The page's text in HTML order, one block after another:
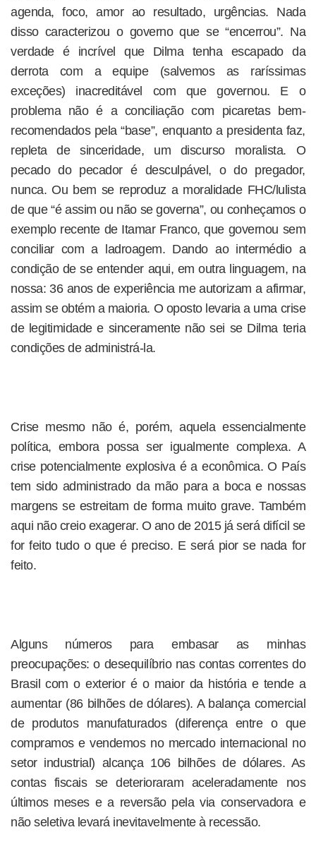
agenda, foco, amor ao resultado, urgências. Nada
disso caracterizou o governo que se “encerrou”. Na
verdade é incrível que Dilma tenha escapado da
derrota com a equipe (salvemos as raríssimas
exceções) inacreditável com que governou. E o
problema não é a conciliação com picaretas bem-
recomendados pela “base”, enquanto a presidenta faz,
repleta de sinceridade, um discurso moralista. O
pecado do pecador é desculpável, o do pregador,
nunca. Ou bem se reproduz a moralidade FHC/lulista
de que “é assim ou não se governa”, ou conheçamos o
exemplo recente de Itamar Franco, que governou sem
conciliar com a ladroagem. Dando ao intermédio a
condição de se entender aqui, em outra linguagem, na
nossa: 36 anos de experiência me autorizam a afirmar,
assim se obtém a maioria. O oposto levaria a uma crise
de legitimidade e sinceramente não sei se Dilma teria
condições de administrá-la.
Crise mesmo não é, porém, aquela essencialmente
política, embora possa ser igualmente complexa. A
crise potencialmente explosiva é a econômica. O País
tem sido administrado da mão para a boca e nossas
margens se estreitam de forma muito grave. Também
aqui não creio exagerar. O ano de 2015 já será difícil se
for feito tudo o que é preciso. E será pior se nada for
feito.
Alguns números para embasar as minhas
preocupações: o desequilíbrio nas contas correntes do
Brasil com o exterior é o maior da história e tende a
aumentar (86 bilhões de dólares). A balança comercial
de produtos manufaturados (diferença entre o que
compramos e vendemos no mercado internacional no
setor industrial) alcança 106 bilhões de dólares. As
contas fiscais se deterioraram aceleradamente nos
últimos meses e a reversão pela via conservadora e
não seletiva levará inevitavelmente à recessão.